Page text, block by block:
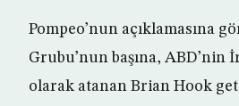
Pompeo’nun açıklamasına
Grubu’nun başına, ABD’nin
olarak atanan Brian Hook